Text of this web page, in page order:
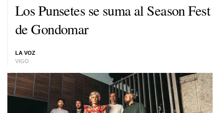
Los Punsetes se suma al Season Fest
de Gondomar
LA VOZ
VIGO